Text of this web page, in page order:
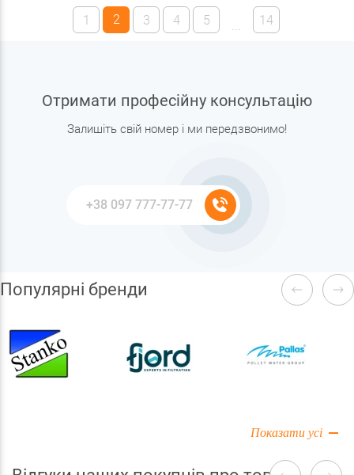
1 2 3 4 5 ... 14
Отримати професійну консультацію
Залишіть свій номер і ми передзвонимо!
Популярні бренди
Показати усі